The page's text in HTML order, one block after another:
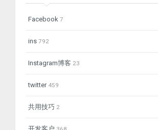
Facebook 7
ins 792
Instagram博客 23
twitter459
共用技巧 2